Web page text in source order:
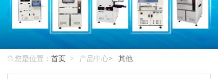
您是位置： 首页 > 产品中心> 其他